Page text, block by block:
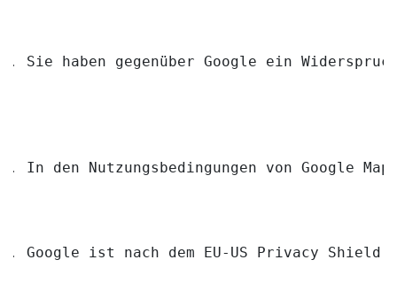
Sie haben gegenüber Google ein
In den Nutzungsbedingungen von Google
Google ist nach dem EU-US Privacy